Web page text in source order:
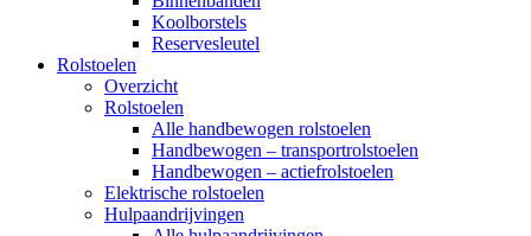
Koolborstels
Reservesleutel
Rolstoelen
Overzicht
Rolstoelen
Alle handbewogen rolstoelen
Handbewogen – transportrolstoelen
Handbewogen – actiefrolstoelen
Elektrische rolstoelen
Hulpaandrijvingen